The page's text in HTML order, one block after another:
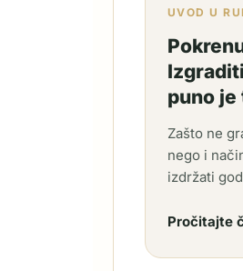
UVOD U
puno je
Zašto ne
nego i
izdržati
Pročitajte